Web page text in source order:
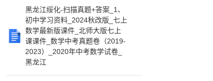
黑龙江绥化-扫描真题+答案_1、
初中学习资料_2024秋改版_七上
数学最新版课件_北师大版七上
课课件_数学中考真题卷（2019-
2023）_2020年中考数学试卷_
黑龙江